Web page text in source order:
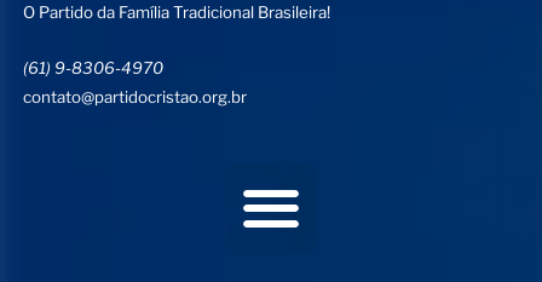
O Partido da Família Tradicional Brasileira!
(61) 9-8306-4970
contato@partidocristao.org.br